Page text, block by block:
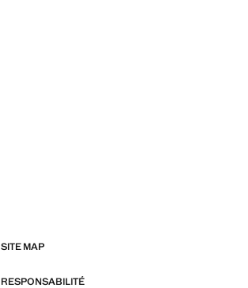
SITE MAP
RESPONSABILITÉ